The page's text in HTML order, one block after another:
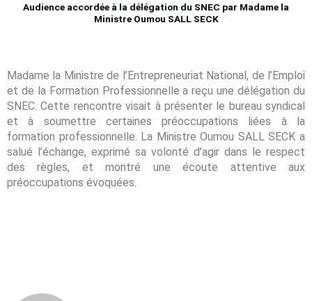
Audience accordée à la délégation du SNEC par Madame la
Ministre Oumou SALL SECK
Madame la Ministre de l’Entrepreneuriat National, de l’Emploi
et de la Formation Professionnelle a reçu une délégation du
SNEC. Cette rencontre visait à présenter le bureau syndical
et à soumettre certaines préoccupations liées à la
formation professionnelle. La Ministre Oumou SALL SECK a
salué l’échange, exprimé sa volonté d’agir dans le respect
des règles, et montré une écoute attentive aux
préoccupations évoquées.